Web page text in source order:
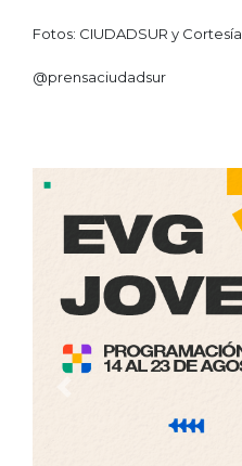
Fotos: CIUDADSUR y Cortesía
@prensaciudadsur